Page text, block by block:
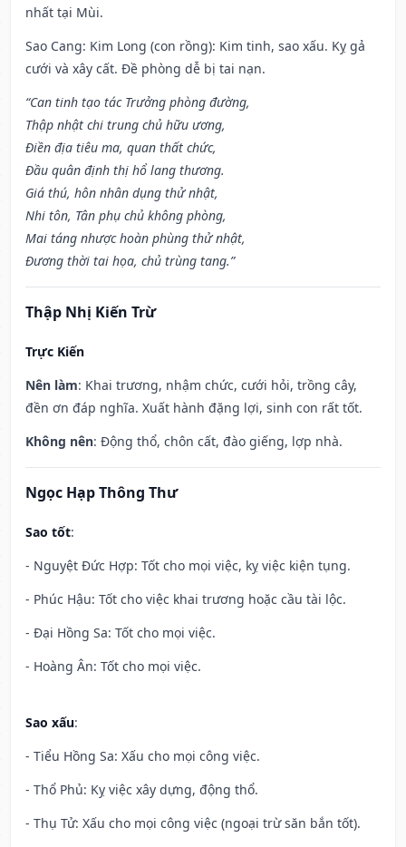
nhất tại Mùi.
Sao Cang: Kim Long (con rồng): Kim tinh, sao xấu. Kỵ gả
cưới và xây cất. Đề phòng dễ bị tai nạn.
“Can tinh tạo tác Trưởng phòng đường,
Thập nhật chi trung chủ hữu ương,
Điền địa tiêu ma, quan thất chức,
Đầu quân định thị hổ lang thương.
Giá thú, hôn nhân dụng thử nhật,
Nhi tôn, Tân phụ chủ không phòng,
Mai táng nhược hoàn phùng thử nhật,
Đương thời tai họa, chủ trùng tang.”
Thập Nhị Kiến Trừ
Trực Kiến
Nên làm: Khai trương, nhậm chức, cưới hỏi, trồng cây,
đền ơn đáp nghĩa. Xuất hành đặng lợi, sinh con rất tốt.
Không nên: Động thổ, chôn cất, đào giếng, lợp nhà.
Ngọc Hạp Thông Thư
Sao tốt:
- Nguyệt Đức Hợp: Tốt cho mọi việc, kỵ việc kiện tụng.
- Phúc Hậu: Tốt cho việc khai trương hoặc cầu tài lộc.
- Đại Hồng Sa: Tốt cho mọi việc.
- Hoàng Ân: Tốt cho mọi việc.
Sao xấu:
- Tiểu Hồng Sa: Xấu cho mọi công việc.
- Thổ Phủ: Kỵ việc xây dựng, động thổ.
- Thụ Tử: Xấu cho mọi công việc (ngoại trừ săn bắn tốt).